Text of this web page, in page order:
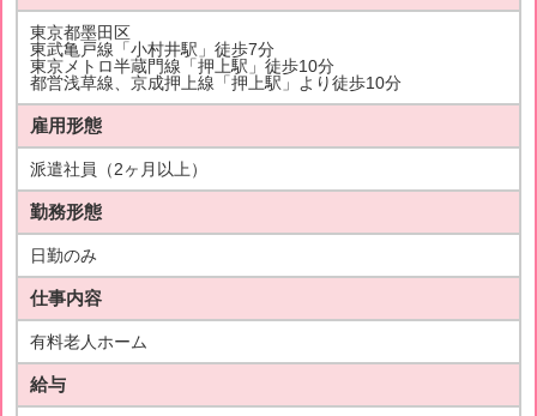
東京都墨田区
東武亀戸線「小村井駅」徒歩7分
東京メトロ半蔵門線「押上駅」徒歩10分
都営浅草線、京成押上線「押上駅」より徒歩10分
雇用形態
派遣社員（2ヶ月以上）
勤務形態
日勤のみ
仕事内容
有料老人ホーム
給与